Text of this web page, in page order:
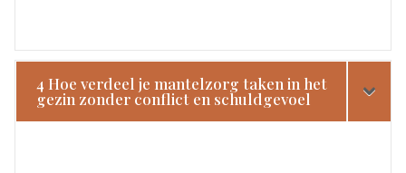
4 Hoe verdeel je mantelzorg taken in het
gezin zonder conflict en schuldgevoel